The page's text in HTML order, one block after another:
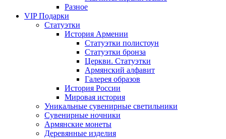
Разное
VIP Подарки
Статуэтки
История Армении
Статуэтки полистоун
Статуэтки бронза
Церкви. Статуэтки
Армянский алфавит
Галерея образов
История России
Мировая история
Уникальные сувенирные светильники
Сувенирные ночники
Армянские монеты
Деревянные изделия